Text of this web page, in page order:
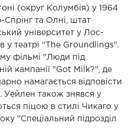
(округ Колумбія) у 1964
Спрінг та Олні, штат
університет у Лос-
у театрі "The Groundlings".
фільмі "Люди під
кампанії "Got Milk?", де
намагається відповісти
Уейлен також знявся у
піцою в стилі Чикаго у
"Спеціальний підрозділ